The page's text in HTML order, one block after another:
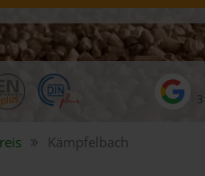
Kämpfelbach